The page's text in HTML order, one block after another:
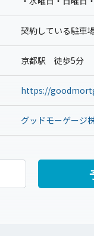
契約している駐車
京都駅 徒歩5分
https://
グッドモーゲージ